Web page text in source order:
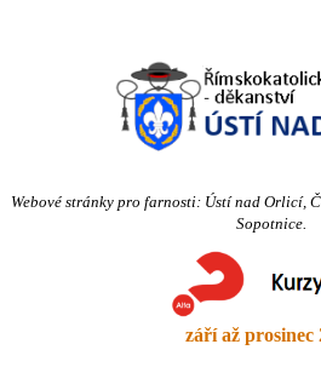
Webové stránky pro farnosti: Ústí nad Orlicí,
Sopotnice.
září až prosinec